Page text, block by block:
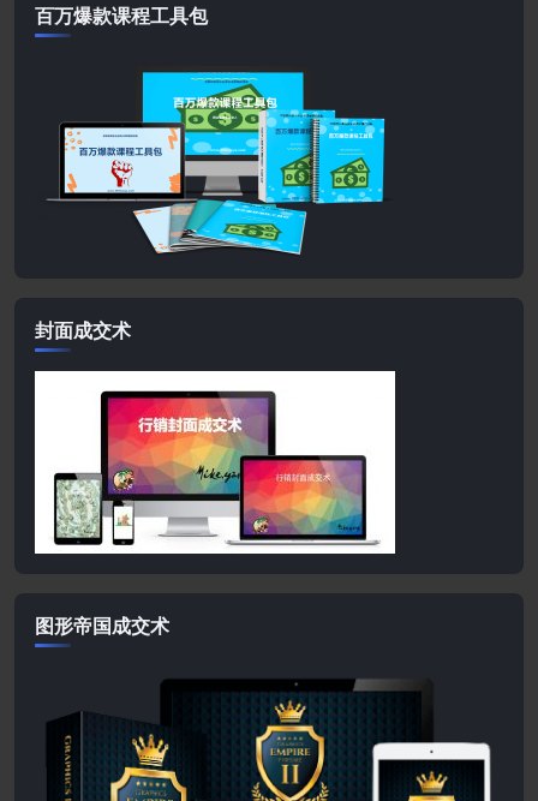
百万爆款课程工具包
封面成交术
图形帝国成交术